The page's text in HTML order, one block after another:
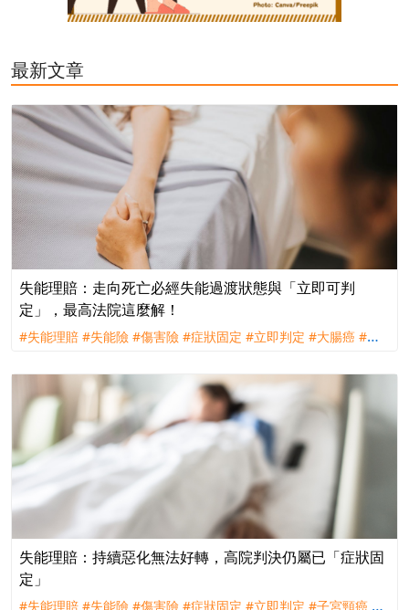
最新文章
失能理賠：走向死亡必經失能過渡狀態與「立即可判
定」，最高法院這麼解！
#失能理賠 #失能險 #傷害險 #症狀固定 #立即判定 #大腸癌 #理
失能理賠：持續惡化無法好轉，高院判決仍屬已「症狀固
定」
#失能理賠 #失能險 #傷害險 #症狀固定 #立即判定 #子宮頸癌 #